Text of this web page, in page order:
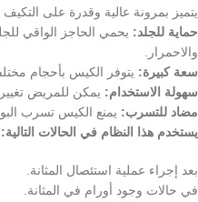
يتميز بمرونة عالية وقدرة على
حماية للجلد: يحمي الحاجز الواقي
والاحمرار.
سعة كبيرة: يتوفر الكيس بأحجام
سهولة الاستخدام: يمكن للمريض
مضاد للتسرب: يمنع الكيس تسرب
يستخدم هذا النظام في الحالات التالية:
بعد إجراء عملية استئصال المثانة.
في حالات وجود أورام في المثانة.